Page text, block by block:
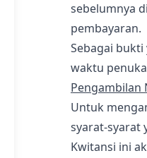
sebelumnya
pembayaran.
Sebagai
waktu
Pengambilan
Untuk
syarat-syarat
Kwitansi ini